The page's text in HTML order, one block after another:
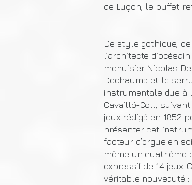
de Luçon, le buffet
De style gothique,
l’architecte
menuisier Nicolas
Dechaume et le
instrumentale due à
Cavaillé-Coll,
jeux rédigé en 1852
présenter cet
facteur d’orgue en
même un quatrième
expressif de 14
véritable nouveauté :